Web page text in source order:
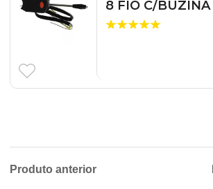
8 FIO C/BUZINA
Produto anterior